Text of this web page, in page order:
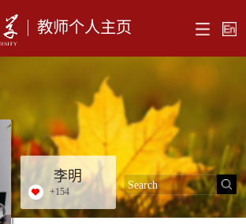
教师个人主页
李明
+154